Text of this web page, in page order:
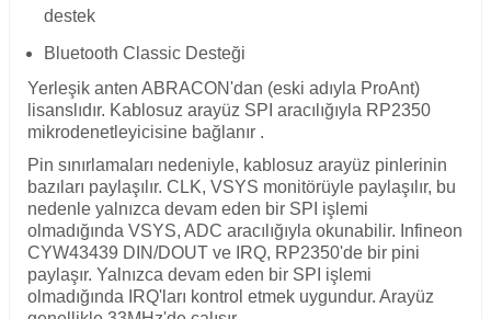
destek
Bluetooth Classic Desteği
Yerleşik anten ABRACON'dan (eski adıyla ProAnt)
lisanslıdır. Kablosuz arayüz SPI aracılığıyla RP2350
mikrodenetleyicisine bağlanır .
Pin sınırlamaları nedeniyle, kablosuz arayüz pinlerinin
bazıları paylaşılır. CLK, VSYS monitörüyle paylaşılır, bu
nedenle yalnızca devam eden bir SPI işlemi
olmadığında VSYS, ADC aracılığıyla okunabilir. Infineon
CYW43439 DIN/DOUT ve IRQ, RP2350'de bir pini
paylaşır. Yalnızca devam eden bir SPI işlemi
olmadığında IRQ'ları kontrol etmek uygundur. Arayüz